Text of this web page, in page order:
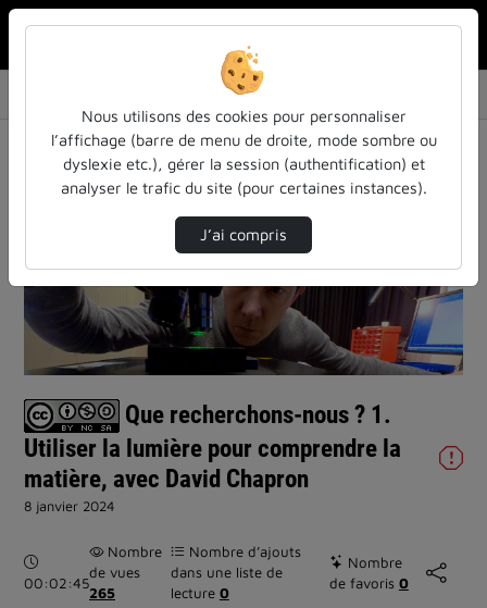
Que recherchons-nous ? 1. Utiliser la lumièr…
Lire
la
vidéo
Que recherchons-nous ? 1.
Utiliser la lumière pour comprendre la
matière, avec David Chapron
8 janvier 2024
Durée :
00:02:45
Nombre
de vues
265
Nombre d’ajouts
dans une liste de
lecture 0
Nombre
de favoris 0
Nous utilisons des cookies pour personnaliser
l’affichage (barre de menu de droite, mode sombre ou
dyslexie etc.), gérer la session (authentification) et
analyser le trafic du site (pour certaines instances).
J’ai compris